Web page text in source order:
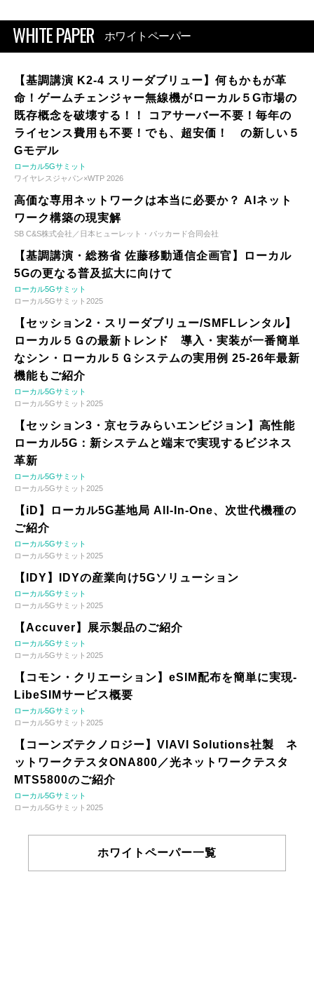
WHITE PAPER ホワイトペーパー
【基調講演 K2-4 スリーダブリュー】何もかもが革
命！ゲームチェンジャー無線機がローカル５G市場の
既存概念を破壊する！！ コアサーバー不要！毎年の
ライセンス費用も不要！でも、超安価！ の新しい５
Gモデル
ローカル5Gサミット
ワイヤレスジャパン×WTP 2026
高価な専用ネットワークは本当に必要か？ AIネット
ワーク構築の現実解
SB C&S株式会社／日本ヒューレット・パッカード合同会社
【基調講演・総務省 佐藤移動通信企画官】ローカル
5Gの更なる普及拡大に向けて
ローカル5Gサミット
ローカル5Gサミット2025
【セッション2・スリーダブリュー/SMFLレンタル】
ローカル５Ｇの最新トレンド 導入・実装が一番簡単
なシン・ローカル５Ｇシステムの実用例 25-26年最新
機能もご紹介
ローカル5Gサミット
ローカル5Gサミット2025
【セッション3・京セラみらいエンビジョン】高性能
ローカル5G：新システムと端末で実現するビジネス
革新
ローカル5Gサミット
ローカル5Gサミット2025
【iD】ローカル5G基地局 All-In-One、次世代機種の
ご紹介
ローカル5Gサミット
ローカル5Gサミット2025
【IDY】IDYの産業向け5Gソリューション
ローカル5Gサミット
ローカル5Gサミット2025
【Accuver】展示製品のご紹介
ローカル5Gサミット
ローカル5Gサミット2025
【コモン・クリエーション】eSIM配布を簡単に実現-
LibeSIMサービス概要
ローカル5Gサミット
ローカル5Gサミット2025
【コーンズテクノロジー】VIAVI Solutions社製 ネ
ットワークテスタONA800／光ネットワークテスタ
MTS5800のご紹介
ローカル5Gサミット
ローカル5Gサミット2025
ホワイトペーパー一覧